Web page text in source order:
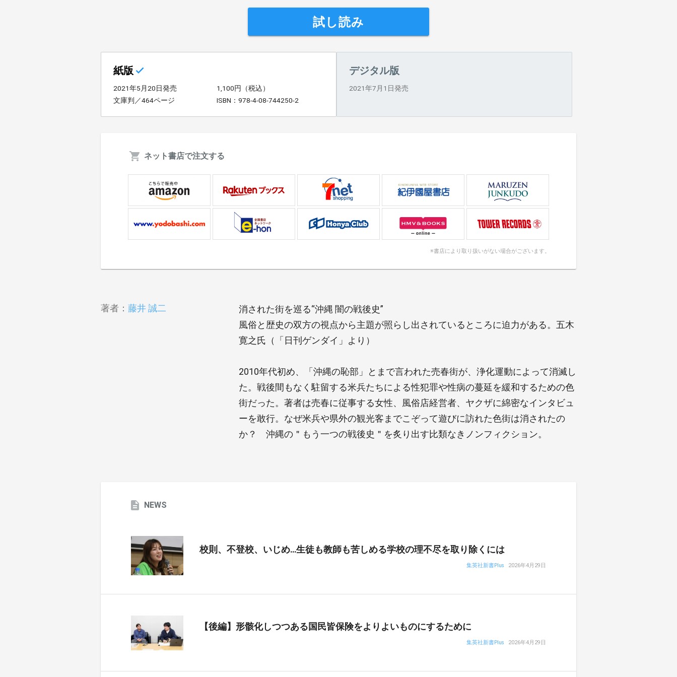
試し読み
紙版
2021年5月20日発売
1,100円（税込）
文庫判／464ページ
ISBN：978-4-08-744250-2
デジタル版
2021年7月1日発売
ネット書店で注文する
※書店により取り扱いがない場合がございます。
著者： 藤井 誠二
消された街を巡る“沖縄 闇の戦後史”
風俗と歴史の双方の視点から主題が照らし出されているところに迫力がある。五木
寛之氏（「日刊ゲンダイ」より）
2010年代初め、「沖縄の恥部」とまで言われた売春街が、浄化運動によって消滅し
た。戦後間もなく駐留する米兵たちによる性犯罪や性病の蔓延を緩和するための色
街だった。著者は売春に従事する女性、風俗店経営者、ヤクザに綿密なインタビュ
ーを敢行。なぜ米兵や県外の観光客までこぞって遊びに訪れた色街は消されたの
か？ 沖縄の＂もう一つの戦後史＂を炙り出す比類なきノンフィクション。
NEWS
校則、不登校、いじめ…生徒も教師も苦しめる学校の理不尽を取り除くには
集英社新書Plus 2026年4月29日
【後編】形骸化しつつある国民皆保険をよりよいものにするために
集英社新書Plus 2026年4月29日